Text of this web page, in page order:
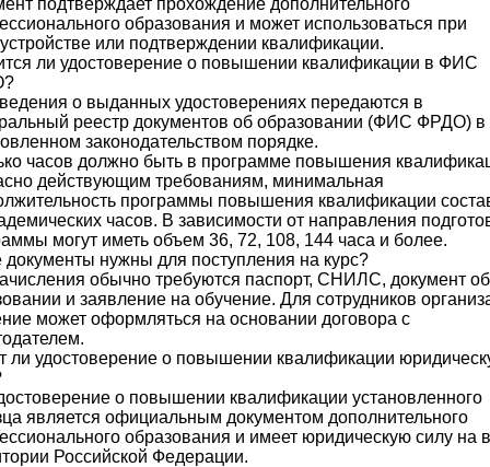
подтверждает прохождение дополнительного
образования и может использоваться при
или подтверждении квалификации.
ли удостоверение о повышении квалификации в ФИС
о выданных удостоверениях передаются в
реестр документов об образовании (ФИС ФРДО) в
законодательством порядке.
часов должно быть в программе повышения
действующим требованиям, минимальная
программы повышения квалификации
часов. В зависимости от направления
могут иметь объем 36, 72, 108, 144 часа и более.
документы нужны для поступления на курс?
обычно требуются паспорт, СНИЛС, документ об
и заявление на обучение. Для сотрудников
может оформляться на основании договора с
ли удостоверение о повышении квалификации
о повышении квалификации установленного
является официальным документом дополнительного
образования и имеет юридическую силу на
Российской Федерации.